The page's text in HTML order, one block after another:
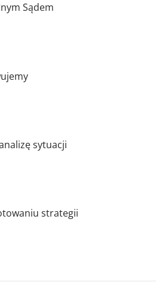
Sądem
sytuacji
strategii